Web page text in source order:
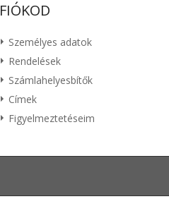
FIÓKOD
Személyes adatok
Rendelések
Számlahelyesbítők
Címek
Figyelmeztetéseim